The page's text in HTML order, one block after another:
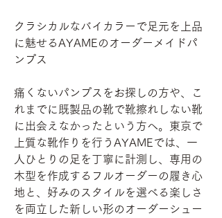
クラシカルなバイカラーで足元を上品
に魅せるAYAMEのオーダーメイドパ
ンプス
痛くないパンプスをお探しの方や、こ
れまでに既製品の靴で靴擦れしない靴
に出会えなかったという方へ。東京で
上質な靴作りを行うAYAMEでは、一
人ひとりの足を丁寧に計測し、専用の
木型を作成するフルオーダーの履き心
地と、好みのスタイルを選べる楽しさ
を両立した新しい形のオーダーシュー